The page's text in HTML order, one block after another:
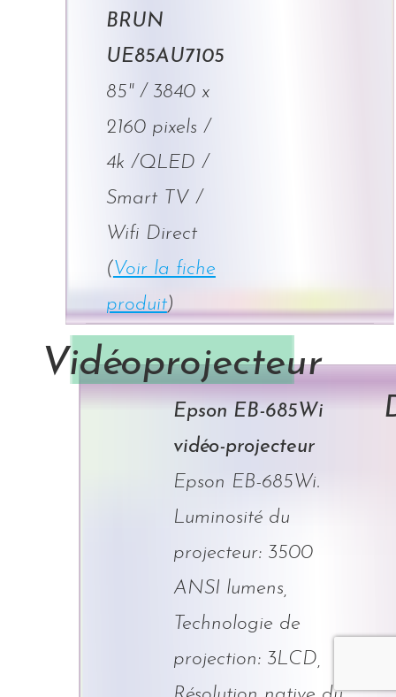
BRUN
UE85AU7105
85" / 3840 x
2160 pixels /
4k /QLED /
Smart TV /
Wifi Direct
( Voir la fiche
produit)
Vidéoprojecteur
Epson EB-685Wi
vidéo-projecteur
Epson EB-685Wi.
Luminosité du
projecteur: 3500
ANSI lumens,
Technologie de
projection: 3LCD,